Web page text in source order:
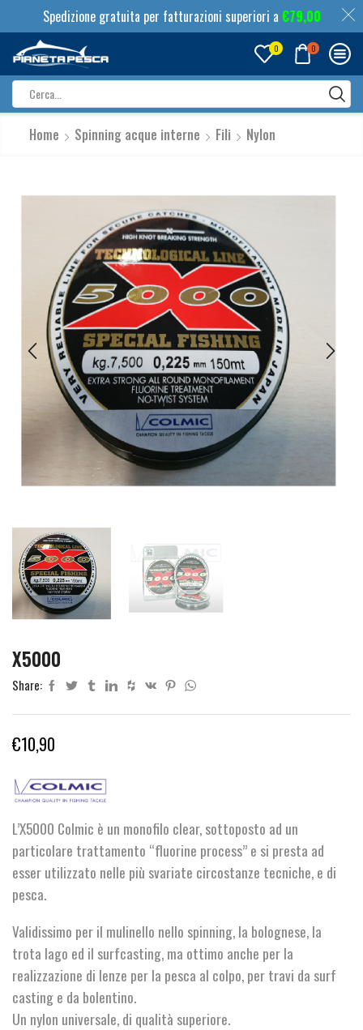
Spedizione gratuita per fatturazioni superiori a €79,00
0 0
input
Home Spinning acque interne Fili Nylon
X5000
Share:
€10,90
L’X5000 Colmic è un monofilo clear, sottoposto ad un
particolare trattamento “fluorine process” e si presta ad
esser utilizzato nelle più svariate circostanze tecniche, e di
pesca.
Validissimo per il mulinello nello spinning, la bolognese, la
trota lago ed il surfcasting, ma ottimo anche per la
realizzazione di lenze per la pesca al colpo, per travi da surf
casting e da bolentino.
Un nylon universale, di qualità superiore.